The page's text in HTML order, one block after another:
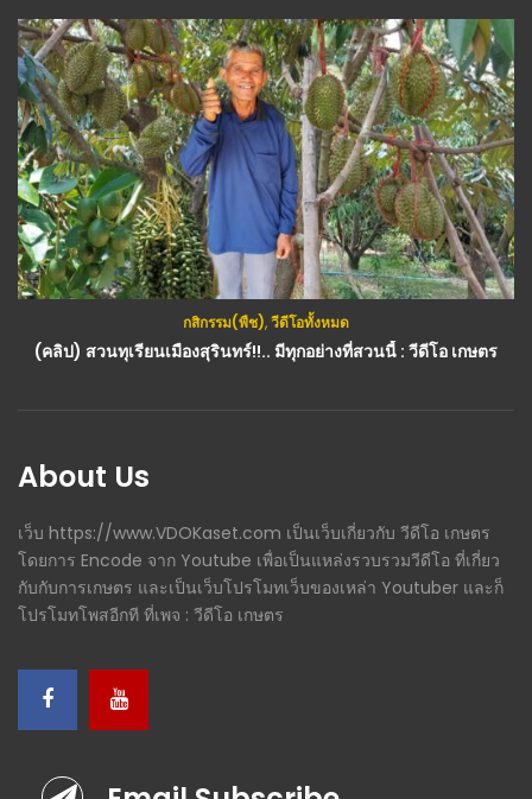
กสิกรรม(พืช),วีดีโอทั้งหมด
(คลิป) สวนทุเรียนเมืองสุรินทร์!!.. มีทุกอย่างที่สวนนี้ : วีดีโอ เกษตร
กสิกรรม(พืช),วีดีโอทั้งหมด
(คลิป) เคล็ดลับวิธีทำสาว-ตอน-ชำกิ่งมะละกอ : วีดีโอ เกษตร
About Us
เว็บ https://www.VDOKaset.com เป็นเว็บเกี่ยวกับ วีดีโอ เกษตร
โดยการ Encode จาก Youtube เพื่อเป็นแหล่งรวบรวมวีดีโอ ที่เกี่ยว
กับกับการเกษตร และเป็นเว็บโปรโมทเว็บของเหล่า Youtuber และก็
โปรโมทโพสอีกที ที่เพจ : วีดีโอ เกษตร